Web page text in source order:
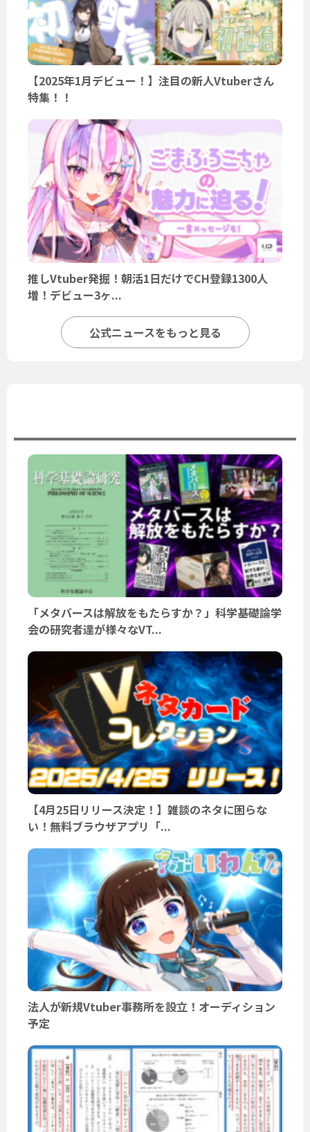
【2025年1月デビュー！】注目の新人Vtuberさん
特集！！
推しVtuber発掘！朝活1日だけでCH登録1300人
増！デビュー3ヶ...
公式ニュースをもっと見る
「メタバースは解放をもたらすか？」科学基礎論学
会の研究者達が様々なVT...
【4月25日リリース決定！】雑談のネタに困らな
い！無料ブラウザアプリ「...
法人が新規Vtuber事務所を設立！オーディション
予定